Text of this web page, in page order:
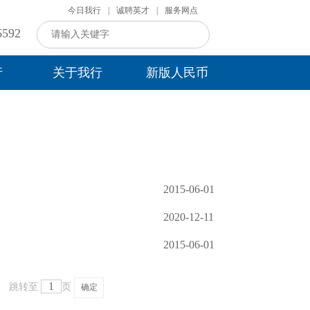
今日我行 诚聘英才 服务网点
关于我行 新版人民币
2015-06-01
2020-12-11
2015-06-01
跳转至 页